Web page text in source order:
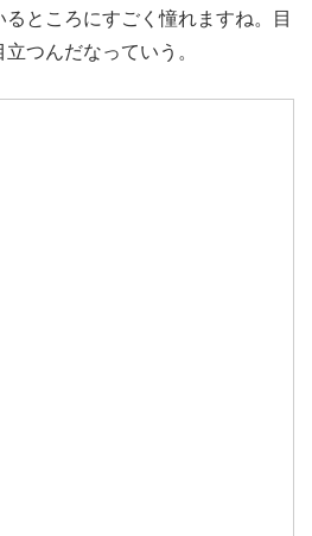
ところにすごく憧れますね。目
つんだなっていう。